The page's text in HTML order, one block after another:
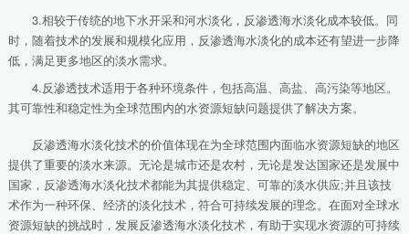
3.相较于传统的地下水开采和河水淡化，反渗透海水淡化成本较低。同
时，随着技术的发展和规模化应用，反渗透海水淡化的成本还有望进一步降
低，满足更多地区的淡水需求。
4.反渗透技术适用于各种环境条件，包括高温、高盐、高污染等地区。
其可靠性和稳定性为全球范围内的水资源短缺问题提供了解决方案。
反渗透海水淡化技术的价值体现在为全球范围内面临水资源短缺的地区
提供了重要的淡水来源。无论是城市还是农村，无论是发达国家还是发展中
国家，反渗透海水淡化技术都能为其提供稳定、可靠的淡水供应;并且该技
术作为一种环保、经济的淡化技术，符合可持续发展的理念。在面对全球水
资源短缺的挑战时，发展反渗透海水淡化技术，有助于实现水资源的可持续